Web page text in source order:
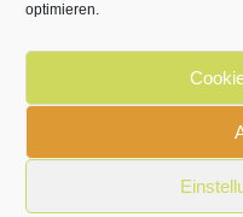
optimieren.
Barbara